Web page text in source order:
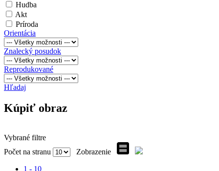
Hudba
Akt
Príroda
Orientácia
Znalecký posudok
Reprodukované
Hľadaj
Kúpiť obraz
Vybrané filtre
Počet na stranu
Zobrazenie
1 - 10